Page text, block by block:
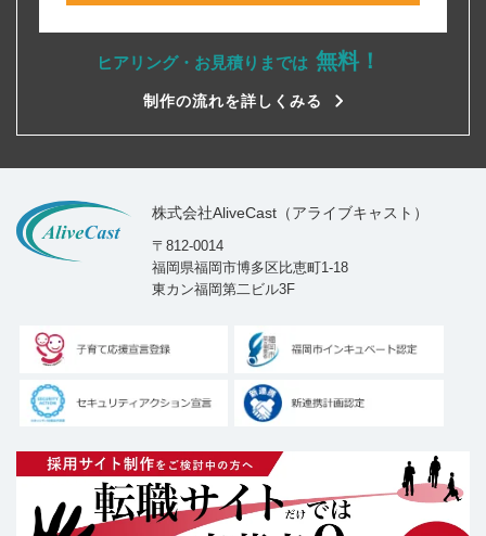
ヒアリング・お見積りまでは 無料！
制作の流れを詳しくみる
株式会社AliveCast（アライブキャスト）
〒812-0014
福岡県福岡市博多区比恵町1-18
東カン福岡第二ビル3F